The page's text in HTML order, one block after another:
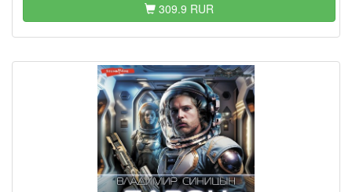
309.9 RUR